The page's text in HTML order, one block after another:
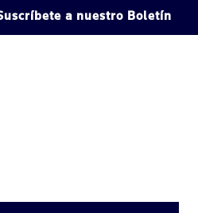
a nuestro Boletín